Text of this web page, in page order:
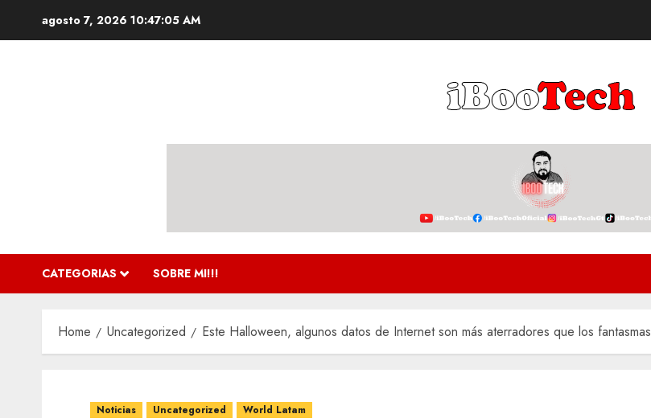
agosto 7, 2026 10:47:06 AM
CATEGORIAS SOBRE MI!!!
Home Uncategorized Este Halloween, algunos datos de Internet son más aterradores que los fantasmas
Noticias Uncategorized World Latam